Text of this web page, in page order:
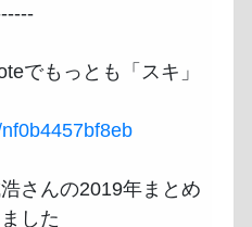
でもっとも「スキ」
さんの2019年まとめ